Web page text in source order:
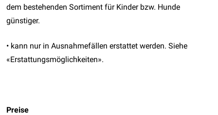
dem bestehenden Sortiment für Kinder bzw. Hunde
günstiger.
• kann nur in Ausnahmefällen erstattet werden. Siehe
«Erstattungsmöglichkeiten».
Preise